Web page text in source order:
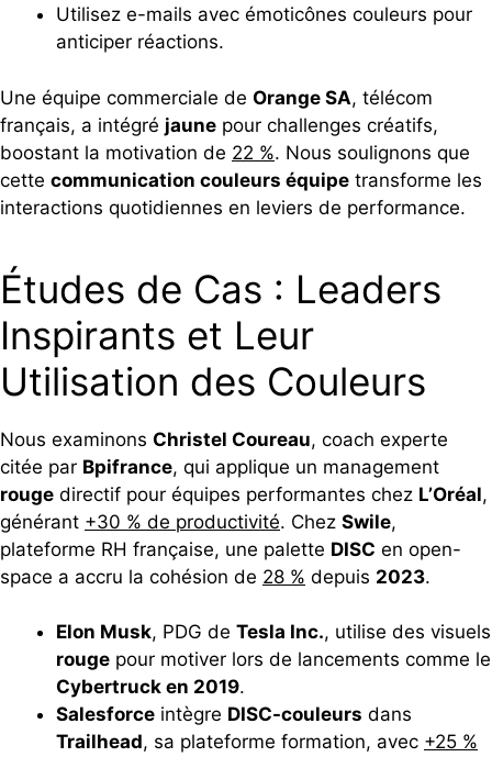
Utilisez e-mails avec émoticônes couleurs pour
anticiper réactions.
Une équipe commerciale de Orange SA, télécom
français, a intégré jaune pour challenges créatifs,
boostant la motivation de 22 %. Nous soulignons que
cette communication couleurs équipe transforme les
interactions quotidiennes en leviers de performance.
Études de Cas : Leaders
Inspirants et Leur
Utilisation des Couleurs
Nous examinons Christel Coureau, coach experte
citée par Bpifrance, qui applique un management
rouge directif pour équipes performantes chez L’Oréal,
générant +30 % de productivité. Chez Swile,
plateforme RH française, une palette DISC en open-
space a accru la cohésion de 28 % depuis 2023.
Elon Musk, PDG de Tesla Inc., utilise des visuels
rouge pour motiver lors de lancements comme le
Cybertruck en 2019.
Salesforce intègre DISC-couleurs dans
Trailhead, sa plateforme formation, avec +25 %